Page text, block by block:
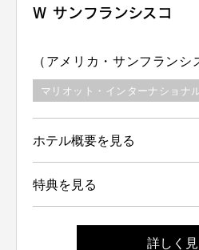
W サンフランシスコ
（アメリカ・サンフランシ
マリオット・インターナショナ
ホテル概要を見る
特典を見る
詳しく見